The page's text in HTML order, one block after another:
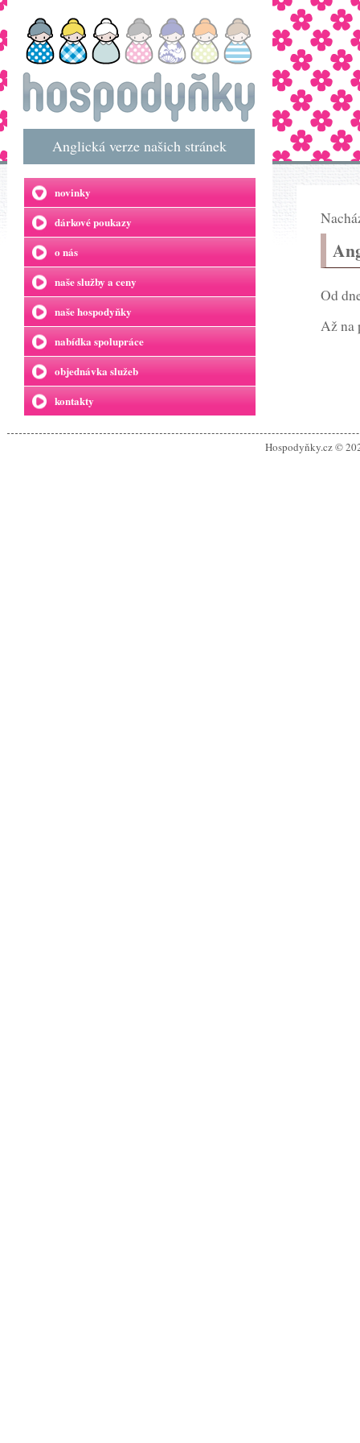
Anglická verze našich stránek
novinky
dárkové poukazy
o nás
naše služby a ceny
naše hospodyňky
nabídka spolupráce
objednávka služeb
kontakty
Od
Až na
Hospodyňky.cz ©